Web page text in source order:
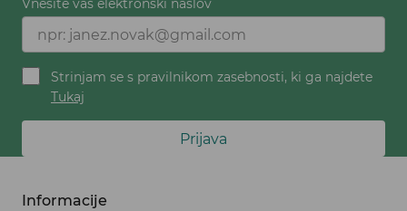
Vnesite vaš elektronski naslov
Strinjam se s pravilnikom zasebnosti, ki ga najdete
Tukaj
Prijava
Informacije